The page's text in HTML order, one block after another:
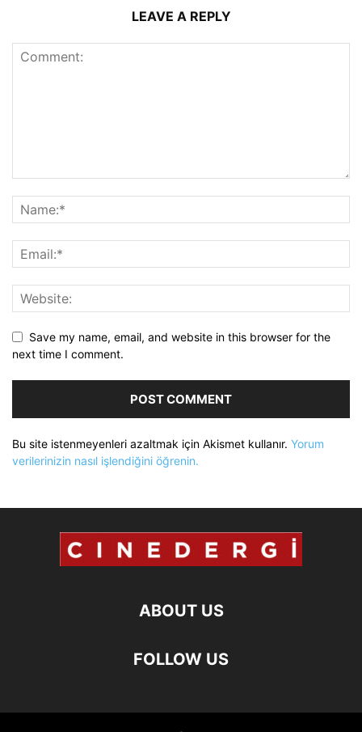
LEAVE A REPLY
Save my name, email, and website in this browser for the
next time I comment.
Bu site istenmeyenleri azaltmak için Akismet kullanır. Yorum
verilerinizin nasıl işlendiğini öğrenin.
ABOUT US
FOLLOW US